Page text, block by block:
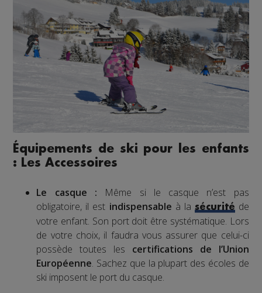
Équipements de ski pour les enfants
: Les Accessoires
Le casque : Même si le casque n’est pas
obligatoire, il est indispensable à la sécuritéde
votre enfant. Son port doit être systématique. Lors
de votre choix, il faudra vous assurer que celui-ci
possède toutes les certifications de l’Union
Européenne. Sachez que la plupart des écoles de
ski imposent le port du casque.